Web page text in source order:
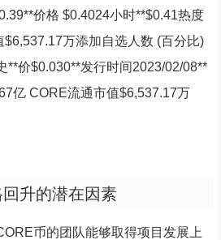
价格 $0.4024小时**$0.41热度
万添加自选人数 (百分比)
**价$0.030**发行时间2023/02/08**
亿 CORE流通市值$6,537.17万
升的潜在因素
币的团队能够取得项目发展上